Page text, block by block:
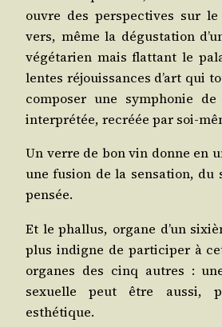
ouvre des pers­pec­tives sur
vers, même la dégus­ta­tion
végé­ta­rien mais flat­tant le
lentes réjouis­sances d’art qui
com­po­ser une sym­pho­nie
inter­pré­tée, recréée par soi-
Un verre de bon vin donne en
une fusion de la sen­sa­tion, du
pensée.
Et le phal­lus, organe d’un
plus indigne de par­ti­ci­per à
organes des cinq autres :
sexuelle peut être aus­si,
esthétique.